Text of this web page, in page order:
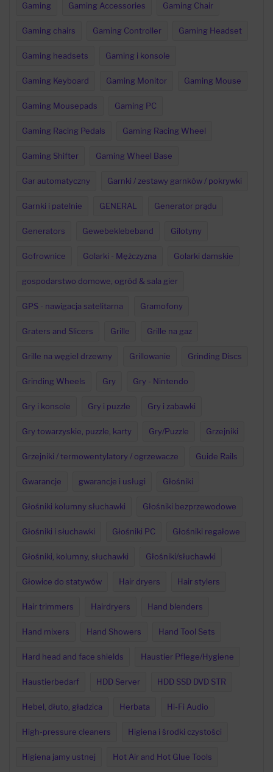
Gaming Gaming Accessories Gaming Chair
Gaming chairs Gaming Controller Gaming Headset
Gaming headsets Gaming i konsole
Gaming Keyboard Gaming Monitor Gaming Mouse
Gaming Mousepads Gaming PC
Gaming Racing Pedals Gaming Racing Wheel
Gaming Shifter Gaming Wheel Base
Gar automatyczny Garnki / zestawy garnków / pokrywki
Garnki i patelnie GENERAL Generator prądu
Generators Gewebeklebeband Gilotyny
Gofrownice Golarki - Mężczyzna Golarki damskie
gospodarstwo domowe, ogród & sala gier
GPS - nawigacja satelitarna Gramofony
Graters and Slicers Grille Grille na gaz
Grille na węgiel drzewny Grillowanie Grinding Discs
Grinding Wheels Gry Gry - Nintendo
Gry i konsole Gry i puzzle Gry i zabawki
Gry towarzyskie, puzzle, karty Gry/Puzzle Grzejniki
Grzejniki / termowentylatory / ogrzewacze Guide Rails
Gwarancje gwarancje i usługi Głośniki
Głośniki kolumny słuchawki Głośniki bezprzewodowe
Głośniki i słuchawki Głośniki PC Głośniki regałowe
Głośniki, kolumny, słuchawki Głośniki/słuchawki
Głowice do statywów Hair dryers Hair stylers
Hair trimmers Hairdryers Hand blenders
Hand mixers Hand Showers Hand Tool Sets
Hard head and face shields Haustier Pflege/Hygiene
Haustierbedarf HDD Server HDD SSD DVD STR
Hebel, dłuto, gładzica Herbata Hi-Fi Audio
High-pressure cleaners Higiena i środki czystości
Higiena jamy ustnej Hot Air and Hot Glue Tools